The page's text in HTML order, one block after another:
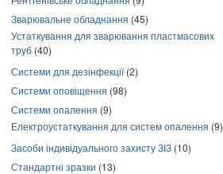
Зварювальне обладнання (45)
Устаткування для зварювання пластмасових
труб (40)
Системи для дезінфекції(2)
Системи оповіщення (98)
Системи опалення (9)
Електроустаткування для систем опалення (9)
Засоби індивідуального захисту ЗІЗ (10)
Стандартні зразки (13)